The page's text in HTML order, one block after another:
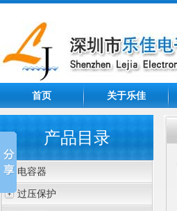
首页 关于乐佳
产品目录
电容器
过压保护